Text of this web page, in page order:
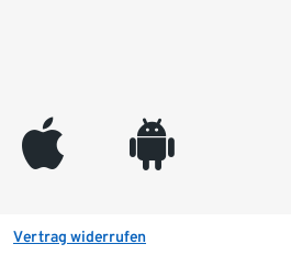
appleinc android
Vertrag widerrufen